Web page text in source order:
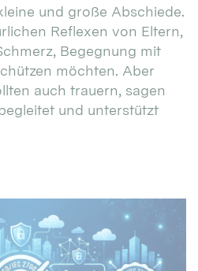
und große Abschiede.
Reflexen von Eltern,
Begegnung mit
möchten. Aber
auch trauern, sagen
und unterstützt